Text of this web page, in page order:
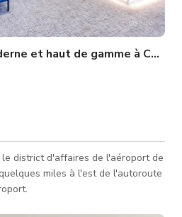
et haut de gamme à
district d'affaires de l'aéroport de
miles à l'est de l'autoroute